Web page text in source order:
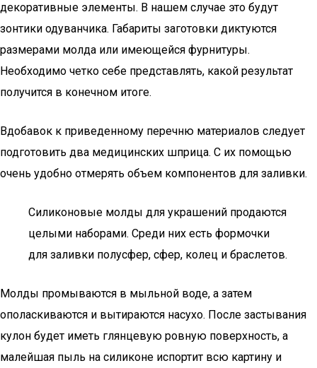
декоративные элементы. В нашем случае это будут
зонтики одуванчика. Габариты заготовки диктуются
размерами молда или имеющейся фурнитуры.
Необходимо четко себе представлять, какой результат
получится в конечном итоге.
Вдобавок к приведенному перечню материалов следует
подготовить два медицинских шприца. С их помощью
очень удобно отмерять объем компонентов для заливки.
Силиконовые молды для украшений продаются
целыми наборами. Среди них есть формочки
для заливки полусфер, сфер, колец и браслетов.
Молды промываются в мыльной воде, а затем
ополаскиваются и вытираются насухо. После застывания
кулон будет иметь глянцевую ровную поверхность, а
малейшая пыль на силиконе испортит всю картину и